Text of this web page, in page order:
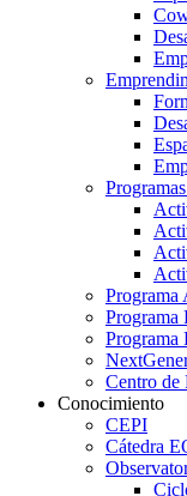
Programa
Programa
Programa
Centro de
Conocimiento
CEPI
Cátedra